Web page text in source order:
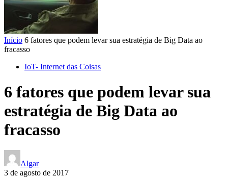
Início 6 fatores que podem levar sua estratégia de Big Data ao
fracasso
IoT- Internet das Coisas
6 fatores que podem levar sua
estratégia de Big Data ao
fracasso
Algar
3 de agosto de 2017